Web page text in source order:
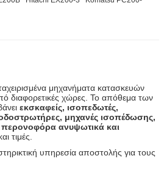
μηχανήματα κατασκευών
διαφορετικές χώρες. Το απόθεμα των
εκσκαφείς, ισοπεδωτές,
μηχανές ισοπέδωσης,
ανυψωτικά και
τιμές.
υπηρεσία αποστολής για τους